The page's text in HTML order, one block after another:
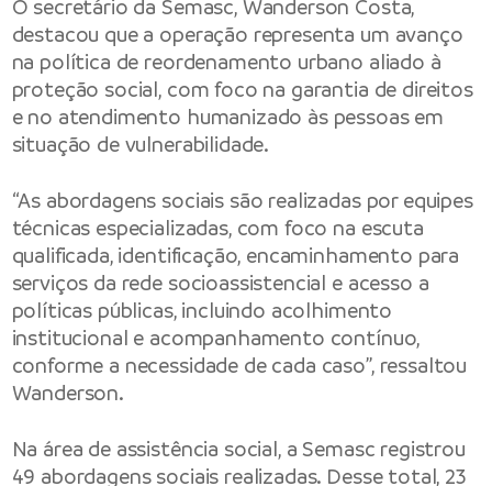
O secretário da Semasc, Wanderson Costa,
destacou que a operação representa um avanço
na política de reordenamento urbano aliado à
proteção social, com foco na garantia de direitos
e no atendimento humanizado às pessoas em
situação de vulnerabilidade.
“As abordagens sociais são realizadas por equipes
técnicas especializadas, com foco na escuta
qualificada, identificação, encaminhamento para
serviços da rede socioassistencial e acesso a
políticas públicas, incluindo acolhimento
institucional e acompanhamento contínuo,
conforme a necessidade de cada caso”, ressaltou
Wanderson.
Na área de assistência social, a Semasc registrou
49 abordagens sociais realizadas. Desse total, 23